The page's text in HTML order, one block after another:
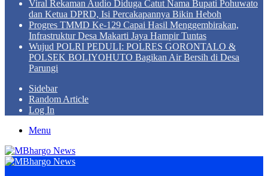
Viral Rekaman Audio Diduga Catut Nama Bupati Pohuwato
dan Ketua DPRD, Isi Percakapannya Bikin Heboh
Progres TMMD Ke-129 Capai Hasil Menggembirakan,
Infrastruktur Desa Makarti Jaya Hampir Tuntas
Wujud POLRI PEDULI: POLRES GORONTALO &
POLSEK BOLIYOHUTO Bagikan Air Bersih di Desa
Parungi
Sidebar
Random Article
Log In
Menu